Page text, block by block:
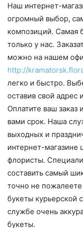
Наш интернет-
огромный выбор,
композиций. Самая
только у нас.
можно на нашем
http://
легко и быстро.
оставив свой адрес
Оплатите ваш заказ
вами срок. Наша
выходных и
интернет-магазине
флористы.
составить самый
точно не
букеты курьерской
службе очень
букеты.